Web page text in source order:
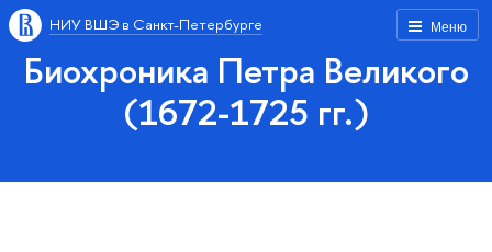
Меню
НИУ ВШЭ в Санкт-Петербурге
Биохроника Петра Великого
(1672-1725 гг.)